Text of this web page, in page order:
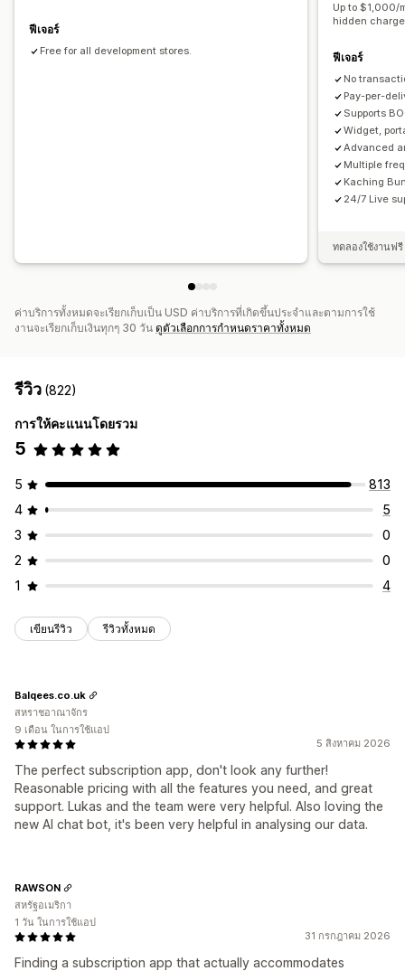
ฟีเจอร์
Free for all development stores.
Up to $1,000/
hidden
ฟีเจอร์
No
Pay-per-
Supports
Widget,
Advanced
Multiple
Kaching
24/7 Live
ทดลองใช้งานฟ
ค่าบริการทั้งหมดจะเรียกเก็บเป็น USD ค่าบริการที่เกิดขึ้นประจำและตามการใช้
งานจะเรียกเก็บเงินทุกๆ 30 วัน ดูตัวเลือกการกำหนดราคาทั้งหมด
รีวิว (822)
การให้คะแนนโดยรวม
5
5
813
4
5
3
0
2
0
1
4
เขียนรีวิว รีวิวทั้งหมด
5 สิงหาคม 2026
The perfect subscription app, don't look any further!
Reasonable pricing with all the features you need, and great
support. Lukas and the team were very helpful. Also loving the
new AI chat bot, it's been very helpful in analysing our data.
Balqees.co.uk
สหราชอาณาจักร
9 เดือน ในการใช้แอป
31 กรกฎาคม 2026
Finding a subscription app that actually accommodates
RAWSON
สหรัฐอเมริกา
1 วัน ในการใช้แอป